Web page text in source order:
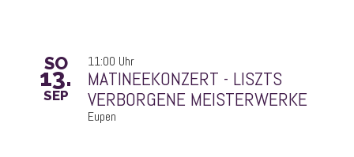
SO
13.
SEP
11:00 Uhr
VERBORGENE MEISTERWERKE
Eupen